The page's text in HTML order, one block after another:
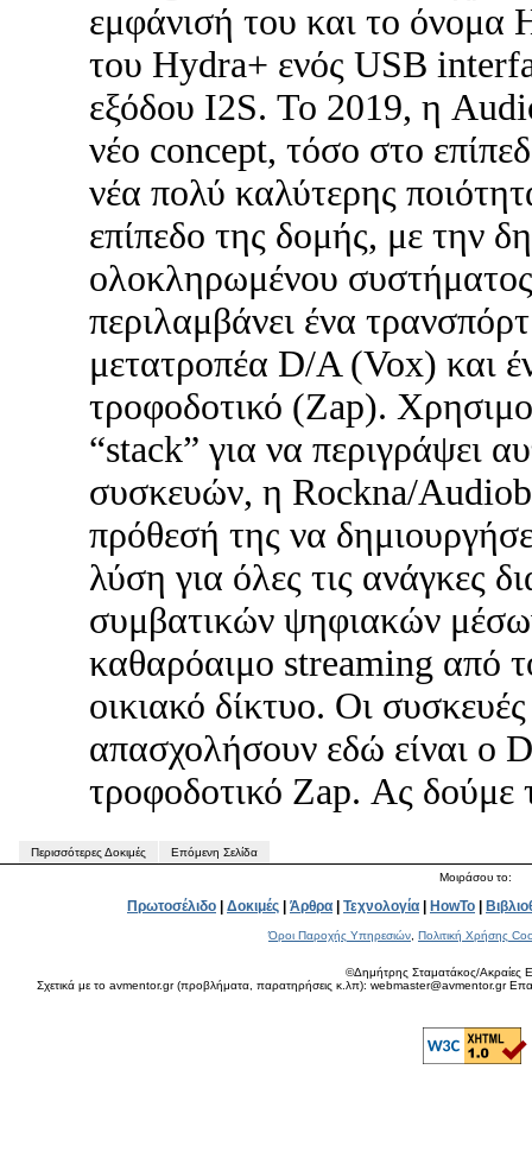
εμφάνισή του και το όνομα
του Hydra+ ενός USB
εξόδου I2S. Το 2019, η
νέο concept, τόσο στο
νέα πολύ καλύτερης
επίπεδο της δομής, με την
ολοκληρωμένου
περιλαμβάνει ένα
μετατροπέα D/A (Vox) και
τροφοδοτικό (Zap).
“stack” για να περιγράψει
συσκευών, η Rockna/
πρόθεσή της να
λύση για όλες τις ανάγκες
συμβατικών ψηφιακών
καθαρόαιμο streaming από
οικιακό δίκτυο. Οι
απασχολήσουν εδώ είναι ο
τροφοδοτικό Zap. Ας δούμε
Περισσότερες Δοκιμές
Επόμενη Σελίδα
Μοιράσου το:
Πρωτοσέλιδο | Δοκιμές | Άρθρα | Τεχνολογία | HowTo |
Όροι Παροχής Υπηρεσιών Πολιτική Χρήσης
©Δημήτρης Σταματάκος/Ακραίες
Σχετικά με το avmentor.gr (προβλήματα, παρατηρήσεις κ.λπ): webmaster@avmentor.gr